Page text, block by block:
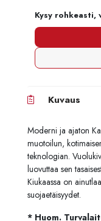
Kysy rohkeasti,
Kuvaus
Moderni ja ajaton
muotoilun,
teknologian.
luovuttaa sen
Kiukaassa on
suojaetäisyydet.
* Huom.